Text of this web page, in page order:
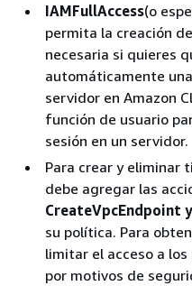
IAMFullAccess(o
permita la creación
necesaria si quieres
automáticamente
servidor en Amazon
función de usuario
sesión en un servidor.
Para crear y eliminar
debe agregar las
CreateVpcEndpoint y
su política. Para
limitar el acceso a los
por motivos de